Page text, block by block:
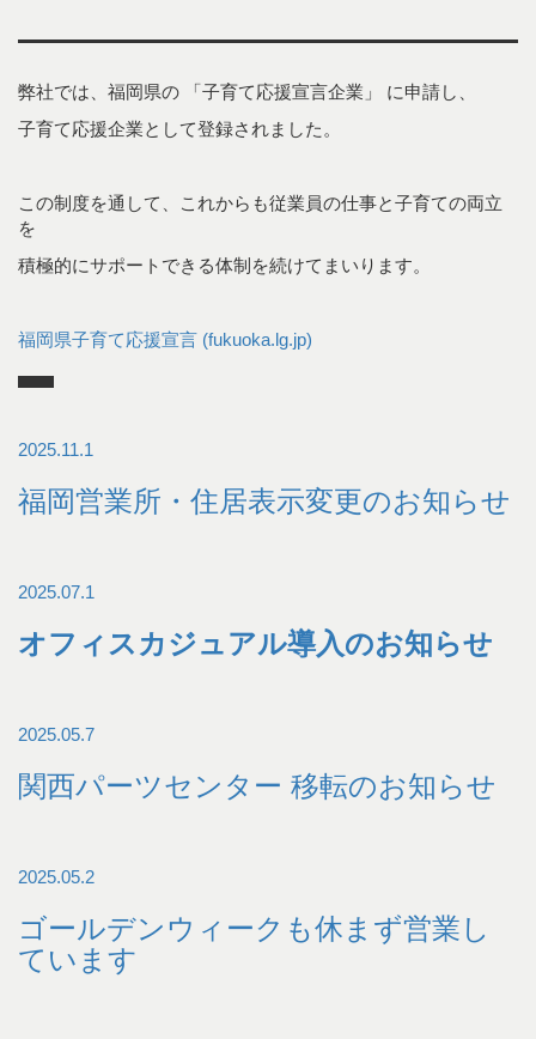
弊社では、福岡県の 「子育て応援宣言企業」 に申請し、
子育て応援企業として登録されました。
この制度を通して、これからも従業員の仕事と子育ての両立
を
積極的にサポートできる体制を続けてまいります。
福岡県子育て応援宣言 (fukuoka.lg.jp)
2025.11.1
福岡営業所・住居表示変更のお知らせ
2025.07.1
オフィスカジュアル導入のお知らせ
2025.05.7
関西パーツセンター 移転のお知らせ
2025.05.2
ゴールデンウィークも休まず営業し
ています